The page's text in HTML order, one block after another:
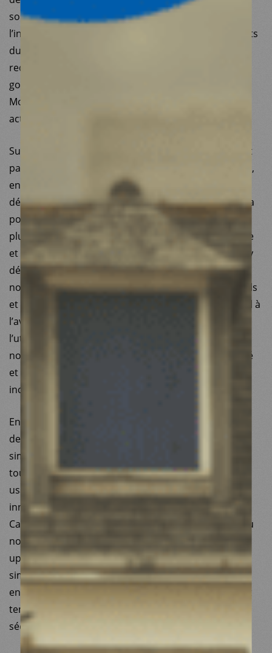
soulagement pour la population syrienne, même si
l’insécurité reste encore palpable à différents endroits
du territoire. Médecins du Monde France a pu
redéployer des missions exploratoires dans le
gouvernorat de Damas, pendant que Médecins du
Monde Turquie et Espagne poursuivaient leurs
activités dans le Nord et l’Est du pays.
Sur le continent africain, les conflits chroniques n’ont
pas diminué en intensité, que ce soit au Burkina Faso,
en République centrafricaine ou en République
démocratique du Congo (RDC). Médecins du Monde a
poursuivi sa réponse aux urgences dans ces pays, le
plus souvent au travers d’une offre de santé primaire
et d’un soutien en santé mentale. Notre association y
développe aussi des activités de plus long terme,
notamment dans le champ des droits et santé sexuels
et reproductifs. La lutte pour un accès inconditionnel à
l’avortement mais aussi contre les cancers du col de
l’utérus représentent des succès opérationnels que
nous avons su porter avec des partenaires de qualité
et qui nous placent comme un acteur reconnu et
incontournable des droits des femmes.
En termes d’action médicale, notre association
demeure résolue à faire évoluer les pratiques, les
simplifier et les rendre plus accessibles à toutes et à
tous. En matière de réduction des risques pour les
usagers de drogues, nous restons en pointe des
innovations opérationnelles, notamment dans le
Caucase du Sud (Arménie, Géorgie) et en Tanzanie où
nous développons le projet CUTTS HepC (Catalysing
uptake of under-utilised tools & treatment
simplification for HepC). En Birmanie, nos opérations
en faveur de la lutte contre le VIH et les hépatites ont
tenu le cap malgré des conditions politiques et
sécuritaires instables.